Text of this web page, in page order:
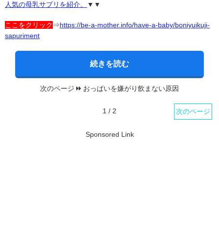
人気の母乳サプリを紹介。
▼▼
ここをクリック ⇒https://be-a-mother.info/have-a-baby/boniyuikuji-
sapuriment
続きを読む
次のページ おっぱいを嫌がり飲まない原因
1 / 2 次のページ
Sponsored Link